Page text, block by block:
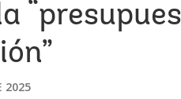
2025